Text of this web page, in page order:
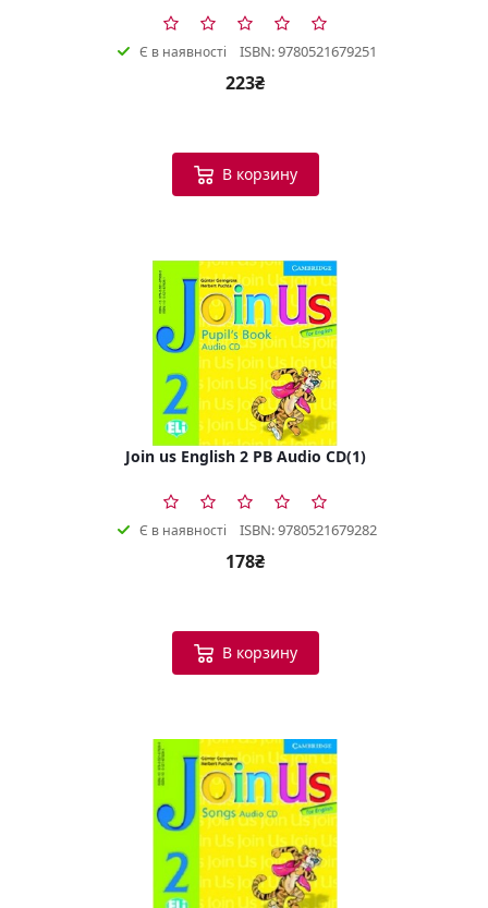
Є в наявності ISBN: 9780521679251
223₴
В корзину
Join us English 2 PB Audio CD(1)
Є в наявності ISBN: 9780521679282
178₴
В корзину